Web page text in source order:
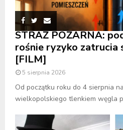
STRAŻ POŻARNA:
rośnie ryzyko zatrucia
[FILM]
5 sierpnia 2026
Od początku roku do 4 sierpnia
wielkopolskiego tlenkiem węgla